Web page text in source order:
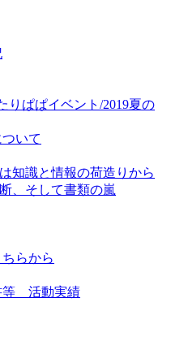
ぱぱイベント/2019夏の
いて
知識と情報の荷造りから
、そして書類の嵐
らから
等 活動実績